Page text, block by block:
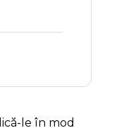
le în mod